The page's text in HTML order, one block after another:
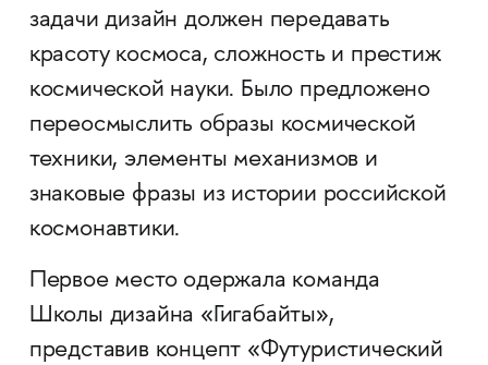
задачи дизайн должен передавать
красоту космоса, сложность и престиж
космической науки. Было предложено
переосмыслить образы космической
техники, элементы механизмов и
знаковые фразы из истории российской
космонавтики.
Первое место одержала команда
Школы дизайна «Гигабайты»,
представив концепт «Футуристический